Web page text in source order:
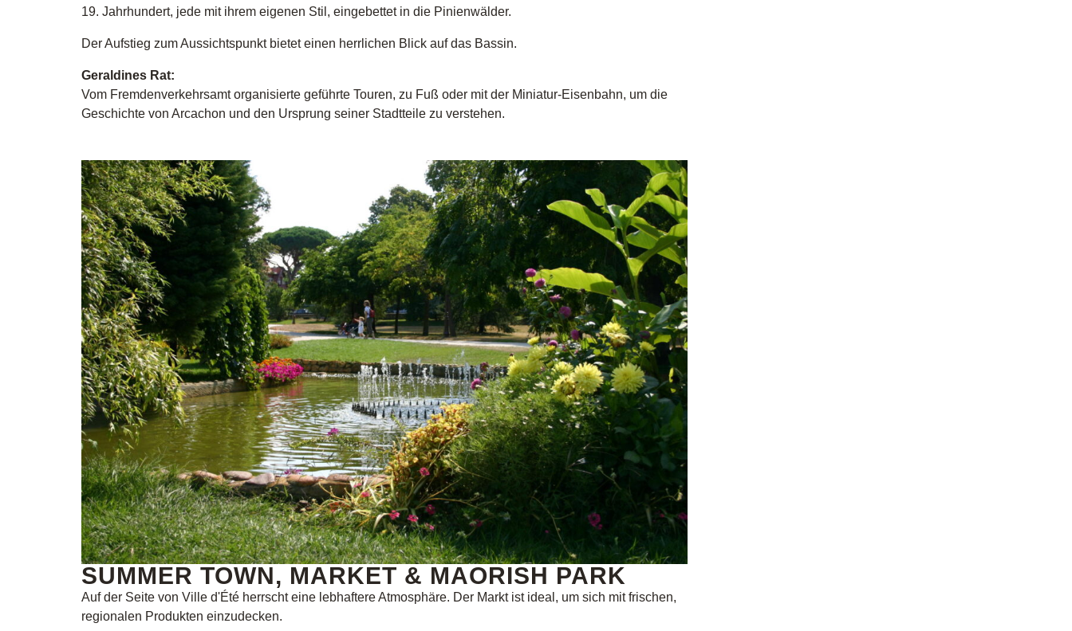
19. Jahrhundert, jede mit ihrem eigenen Stil, eingebettet in die Pinienwälder.
Der Aufstieg zum Aussichtspunkt bietet einen herrlichen Blick auf das Bassin.
Geraldines Rat:
Vom Fremdenverkehrsamt organisierte geführte Touren, zu Fuß oder mit der Miniatur-Eisenbahn, um die
Geschichte von Arcachon und den Ursprung seiner Stadtteile zu verstehen.
SUMMER TOWN, MARKET & MAORISH PARK
Auf der Seite von Ville d'Été herrscht eine lebhaftere Atmosphäre. Der Markt ist ideal, um sich mit frischen,
regionalen Produkten einzudecken.